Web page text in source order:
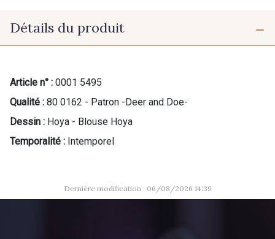
Détails du produit
Article n° : 0001 5495
Qualité : 80 0162 - Patron -Deer and Doe-
Dessin : Hoya - Blouse Hoya
Temporalité : Intemporel
Dernière modification : 06/08/2026 14:39